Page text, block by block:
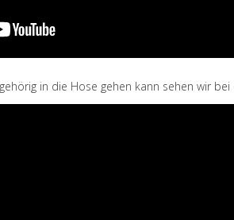
in die Hose gehen kann sehen wir